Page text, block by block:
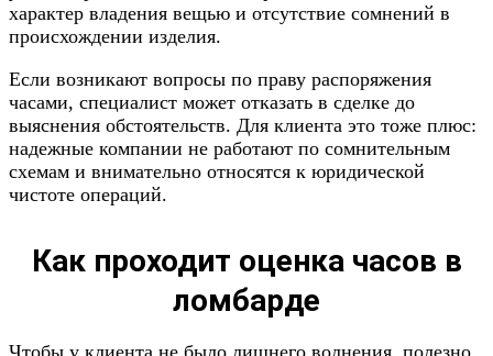
характер владения вещью и отсутствие сомнений в
происхождении изделия.
Если возникают вопросы по праву распоряжения
часами, специалист может отказать в сделке до
выяснения обстоятельств. Для клиента это тоже плюс:
надежные компании не работают по сомнительным
схемам и внимательно относятся к юридической
чистоте операций.
Как проходит оценка часов в
ломбарде
Чтобы у клиента не было лишнего волнения, полезно